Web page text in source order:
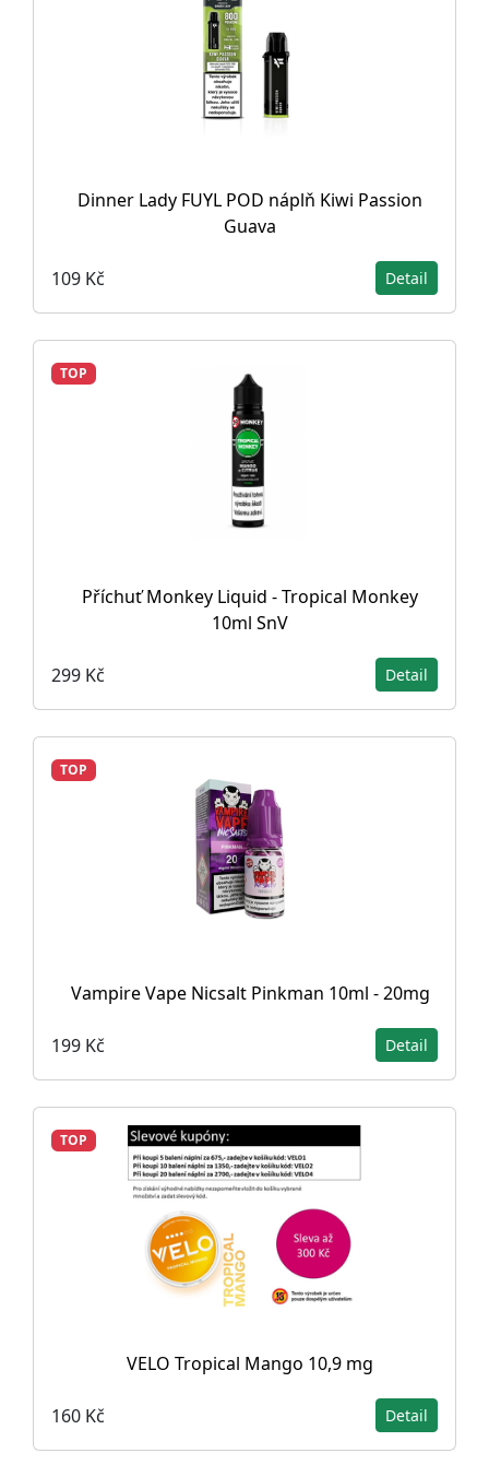
Dinner Lady FUYL POD náplň Kiwi Passion
Guava
109 Kč Detail
TOP
Příchuť Monkey Liquid - Tropical Monkey
10ml SnV
299 Kč Detail
TOP
Vampire Vape Nicsalt Pinkman 10ml - 20mg
199 Kč Detail
TOP
VELO Tropical Mango 10,9 mg
160 Kč Detail